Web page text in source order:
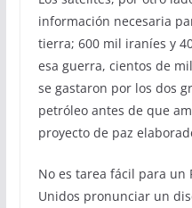
información necesaria
tierra; 600 mil iraníes y
esa guerra, cientos de
se gastaron por los dos
petróleo antes de que
proyecto de paz
No es tarea fácil para un
Unidos pronunciar un